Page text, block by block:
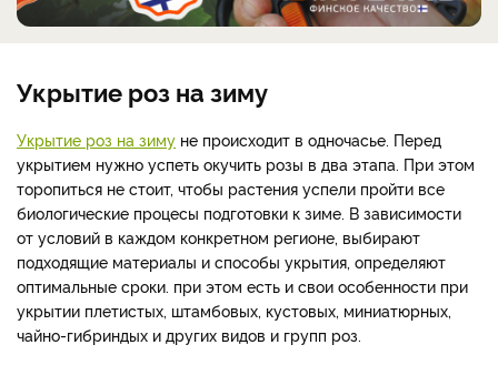
Укрытие роз на зиму
Укрытие роз на зиму не происходит в одночасье. Перед
укрытием нужно успеть окучить розы в два этапа. При этом
торопиться не стоит, чтобы растения успели пройти все
биологические процесы подготовки к зиме. В зависимости
от условий в каждом конкретном регионе, выбирают
подходящие материалы и способы укрытия, определяют
оптимальные сроки. при этом есть и свои особенности при
укрытии плетистых, штамбовых, кустовых, миниатюрных,
чайно-гибриндых и других видов и групп роз.